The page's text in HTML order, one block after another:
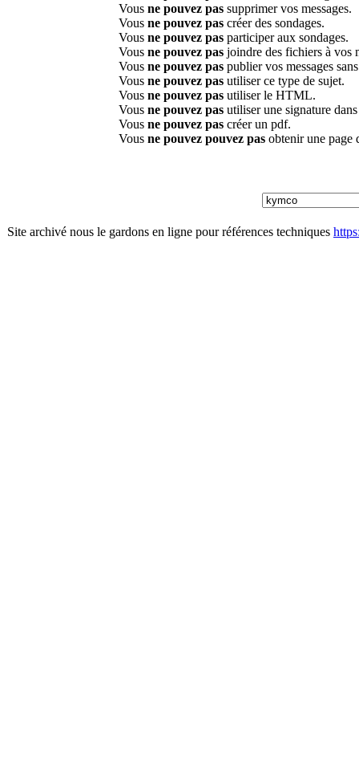
Vous ne pouvez pas supprimer vos messages.
Vous ne pouvez pas créer des sondages.
Vous ne pouvez pas participer aux sondages.
Vous ne pouvez pas joindre des fichiers à vos
Vous ne pouvez pas publier vos messages
Vous ne pouvez pas utiliser ce type de sujet.
Vous ne pouvez pas utiliser le HTML.
Vous ne pouvez pas utiliser une signature
Vous ne pouvez pas créer un pdf.
Vous ne pouvez pouvez pas obtenir une page
Site archivé nous le gardons en ligne pour références techniques